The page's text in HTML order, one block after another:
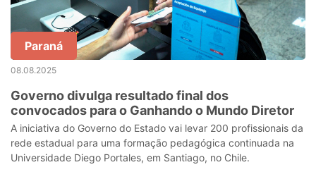
Paraná
08.08.2025
Governo divulga resultado final dos
convocados para o Ganhando o Mundo Diretor
A iniciativa do Governo do Estado vai levar 200 profissionais da
rede estadual para uma formação pedagógica continuada na
Universidade Diego Portales, em Santiago, no Chile.